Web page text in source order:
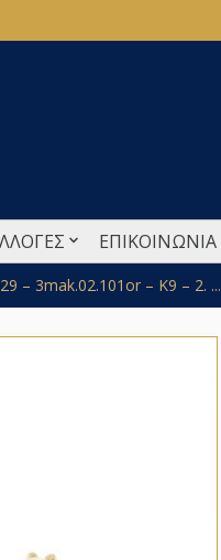
ΕΠΙΚΟΙΝΩΝΙΑ
– 3mak.02.101or – K9 – 2. ...